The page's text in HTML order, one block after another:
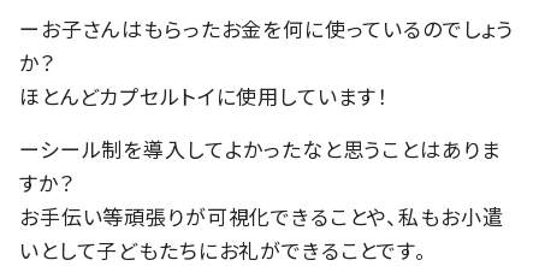
ーお子さんはもらったお金を何に使っているのでしょう
か？
ほとんどカプセルトイに使用しています！
ーシール制を導入してよかったなと思うことはありま
すか？
お手伝い等頑張りが可視化できることや、私もお小遣
いとして子どもたちにお礼ができることです。